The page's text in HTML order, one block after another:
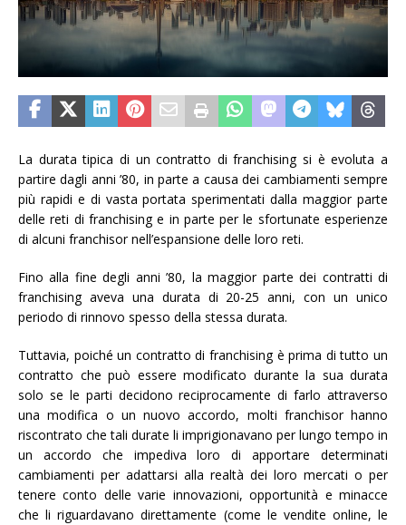
La durata tipica di un contratto di franchising si è evoluta a
partire dagli anni ’80, in parte a causa dei cambiamenti sempre
più rapidi e di vasta portata sperimentati dalla maggior parte
delle reti di franchising e in parte per le sfortunate esperienze
di alcuni franchisor nell’espansione delle loro reti.
Fino alla fine degli anni ’80, la maggior parte dei contratti di
franchising aveva una durata di 20-25 anni, con un unico
periodo di rinnovo spesso della stessa durata.
Tuttavia, poiché un contratto di franchising è prima di tutto un
contratto che può essere modificato durante la sua durata
solo se le parti decidono reciprocamente di farlo attraverso
una modifica o un nuovo accordo, molti franchisor hanno
riscontrato che tali durate li imprigionavano per lungo tempo in
un accordo che impediva loro di apportare determinati
cambiamenti per adattarsi alla realtà dei loro mercati o per
tenere conto delle varie innovazioni, opportunità e minacce
che li riguardavano direttamente (come le vendite online, le